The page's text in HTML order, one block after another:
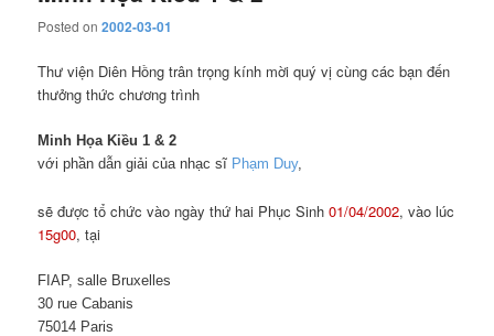
Posted on2002-03-01
Thư viện Diên Hồng trân trọng kính mời quý vị cùng các bạn đến
thưởng thức chương trình
Minh Họa Kiều 1 & 2
với phần dẫn giải của nhạc sĩ Phạm Duy,
sẽ được tổ chức vào ngày thứ hai Phục Sinh01/04/2002, vào lúc
15g00, tại
FIAP, salle Bruxelles
30 rue Cabanis
75014 Paris